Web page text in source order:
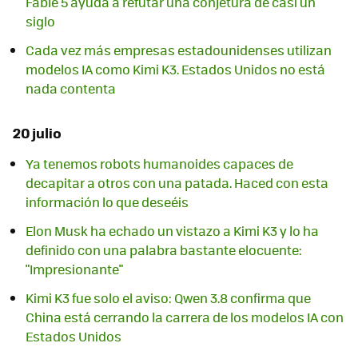
siglo
Cada vez más empresas estadounidenses utilizan
modelos IA como Kimi K3. Estados Unidos no está
nada contenta
20 julio
Ya tenemos robots humanoides capaces de
decapitar a otros con una patada. Haced con esta
información lo que deseéis
Elon Musk ha echado un vistazo a Kimi K3 y lo ha
definido con una palabra bastante elocuente:
"Impresionante"
Kimi K3 fue solo el aviso: Qwen 3.8 confirma que
China está cerrando la carrera de los modelos IA con
Estados Unidos